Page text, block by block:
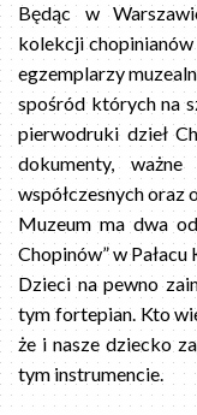
Będąc w
kolekcji chopinianów
egzemplarzy
spośród których na
pierwodruki dzieł
dokumenty,
współczesnych oraz
Muzeum ma dwa
Chopinów” w
Dzieci na pewno
tym fortepian. Kto
że i nasze dziecko
tym instrumencie.